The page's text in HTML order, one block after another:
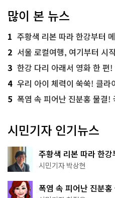
많이 본 뉴스
1 주황색 리본 따라 한강부터 메타세
2 서울 로컬여행, 여기부터 시
3 한강 다리 아래서 영화 한
4 우리 아이 체력이 쑥쑥! 클라
5 폭염 속 피어난 진분홍 물결!
시민기자 인기뉴스
주황색 리본 따라 한
서울둘레길 15코스
시민기자 박상현
폭염 속 피어난 진분